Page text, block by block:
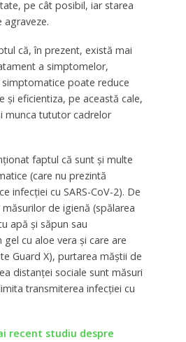
pe cât posibil, iar starea
agraveze.
că, în prezent, există mai
a simptomelor,
poate reduce
și eficientiza, pe această cale,
munca tututor cadrelor
faptul că sunt și multe
(care nu prezintă
infecției cu SARS-CoV-2). De
de igienă (spălarea
apă și săpun sau
cu aloe vera și care are
Guard X), purtarea măștii de
distanței sociale sunt măsuri
transmiterea infecției cu
recent studiu despre